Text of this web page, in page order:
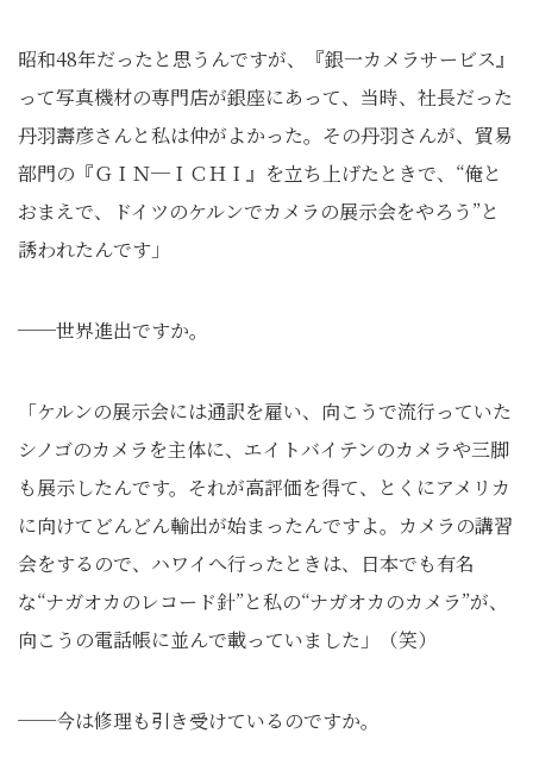
昭和48年だったと思うんですが、『銀一カメラサービス』
って写真機材の専門店が銀座にあって、当時、社長だった
丹羽壽彦さんと私は仲がよかった。その丹羽さんが、貿易
部門の『ＧＩＮ─ＩＣＨＩ』を立ち上げたときで、“俺と
おまえで、ドイツのケルンでカメラの展示会をやろう”と
誘われたんです」
──世界進出ですか。
「ケルンの展示会には通訳を雇い、向こうで流行っていた
シノゴのカメラを主体に、エイトバイテンのカメラや三脚
も展示したんです。それが高評価を得て、とくにアメリカ
に向けてどんどん輸出が始まったんですよ。カメラの講習
会をするので、ハワイへ行ったときは、日本でも有名
な“ナガオカのレコード針”と私の“ナガオカのカメラ”が、
向こうの電話帳に並んで載っていました」（笑）
──今は修理も引き受けているのですか。